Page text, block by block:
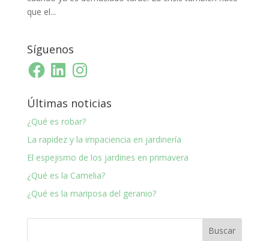
que el...
Síguenos
FacebookLinkedInInstagram
Últimas noticias
¿Qué es robar?
La rapidez y la impaciencia en jardinería
El espejismo de los jardines en primavera
¿Qué es la Camelia?
¿Qué es la mariposa del geranio?